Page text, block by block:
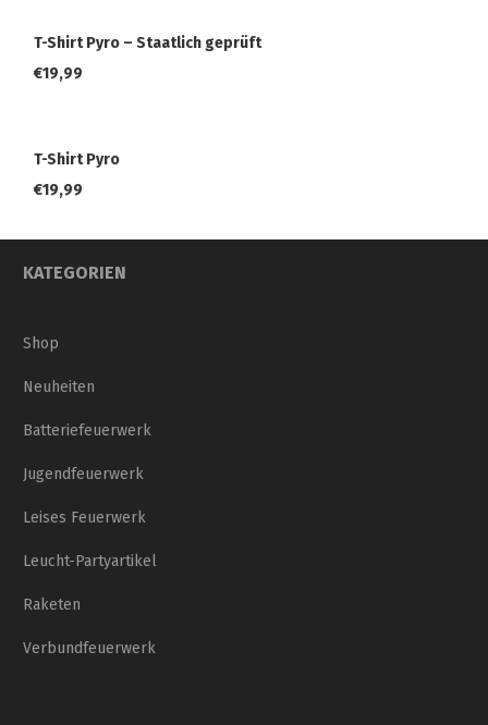
T-Shirt Pyro – Staatlich geprüft
€19,99
T-Shirt Pyro
€19,99
KATEGORIEN
Shop
Neuheiten
Batteriefeuerwerk
Jugendfeuerwerk
Leises Feuerwerk
Leucht-Partyartikel
Raketen
Verbundfeuerwerk